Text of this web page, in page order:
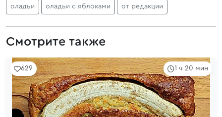
оладьи оладьи с яблоками от редакции
Смотрите также
1 ч 20 мин
629